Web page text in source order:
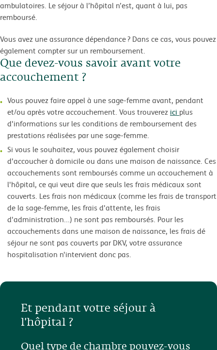
ambulatoires. Le séjour à l’hôpital n’est, quant à lui, pas
remboursé.
Vous avez une assurance dépendance ? Dans ce cas, vous pouvez
également compter sur un remboursement.
Que devez-vous savoir avant votre
accouchement ?
Vous pouvez faire appel à une sage-femme avant, pendant
et/ou après votre accouchement. Vous trouverez ici plus
d'informations sur les conditions de remboursement des
prestations réalisées par une sage-femme.
Si vous le souhaitez, vous pouvez également choisir
d'accoucher à domicile ou dans une maison de naissance. Ces
accouchements sont remboursés comme un accouchement à
l'hôpital, ce qui veut dire que seuls les frais médicaux sont
couverts. Les frais non médicaux (comme les frais de transport
de la sage-femme, les frais d'attente, les frais
d'administration...) ne sont pas remboursés. Pour les
accouchements dans une maison de naissance, les frais dé
séjour ne sont pas couverts par DKV, votre assurance
hospitalisation n'intervient donc pas.
Et pendant votre séjour à
l'hôpital ?
Quel type de chambre pouvez-vous